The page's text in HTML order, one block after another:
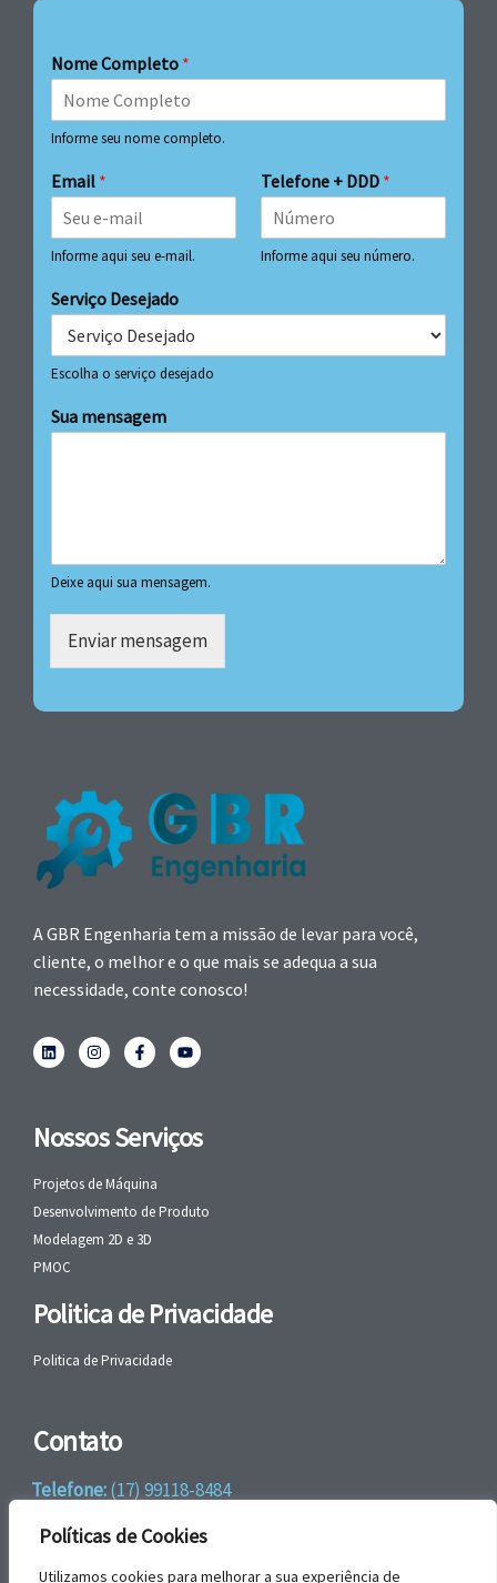
Políticas de Cookies
Utilizamos cookies para melhorar a sua experiência de
Nome Completo *
Informe seu nome completo.
Email *
Informe aqui seu e-mail.
Telefone + DDD *
Informe aqui seu número.
Serviço Desejado
Escolha o serviço desejado
Sua mensagem
Deixe aqui sua mensagem.
Enviar mensagem
A GBR Engenharia tem a missão de levar para você,
cliente, o melhor e o que mais se adequa a sua
necessidade, conte conosco!
Nossos Serviços
Projetos de Máquina
Desenvolvimento de Produto
Modelagem 2D e 3D
PMOC
Politica de Privacidade
Politica de Privacidade
Contato
Telefone:(17) 99118-8484
WhatsApp:+55 (17) 99118-8484
email:faleconosco@gbrengenharia.com